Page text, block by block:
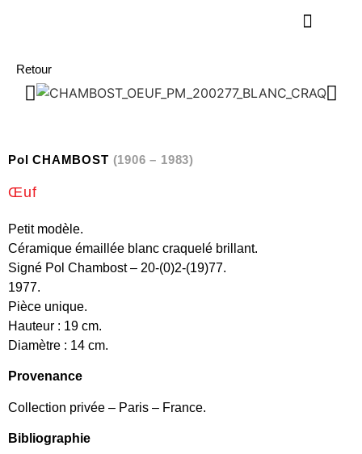
Retour
Pol CHAMBOST (1906 – 1983)
Œuf
Petit modèle.
Céramique émaillée blanc craquelé brillant.
Signé Pol Chambost – 20-(0)2-(19)77.
1977.
Pièce unique.
Hauteur : 19 cm.
Diamètre : 14 cm.
Provenance
Collection privée – Paris – France.
Bibliographie